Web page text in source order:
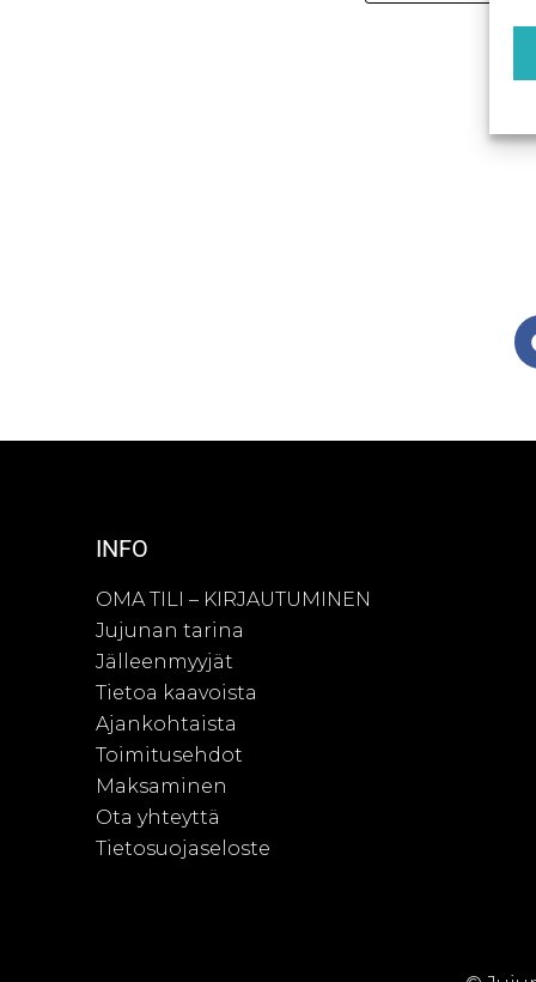
INFO
OMA TILI – KIRJAUTUMINEN
Jujunan tarina
Jälleenmyyjät
Tietoa kaavoista
Ajankohtaista
Toimitusehdot
Maksaminen
Ota yhteyttä
Tietosuojaseloste